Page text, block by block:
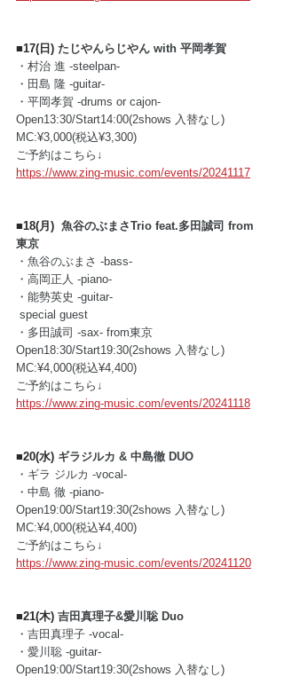
■17(日) たじやんらじやん with 平岡孝賀
・村治 進 -steelpan-
・田島 隆 -guitar-
・平岡孝賀 -drums or cajon-
Open13:30/Start14:00(2shows 入替なし)
MC:¥3,000(税込¥3,300)
ご予約はこちら↓
https://www.zing-music.com/events/20241117
■18(月) 魚谷のぶまさTrio feat.多田誠司 from
東京
・魚谷のぶまさ -bass-
・高岡正人 -piano-
・能勢英史 -guitar-
special guest
・多田誠司 -sax- from東京
Open18:30/Start19:30(2shows 入替なし)
MC:¥4,000(税込¥4,400)
ご予約はこちら↓
https://www.zing-music.com/events/20241118
■20(水) ギラジルカ & 中島徹 DUO
・ギラ ジルカ -vocal-
・中島 徹 -piano-
Open19:00/Start19:30(2shows 入替なし)
MC:¥4,000(税込¥4,400)
ご予約はこちら↓
https://www.zing-music.com/events/20241120
■21(木) 吉田真理子&愛川聡 Duo
・吉田真理子 -vocal-
・愛川聡 -guitar-
Open19:00/Start19:30(2shows 入替なし)